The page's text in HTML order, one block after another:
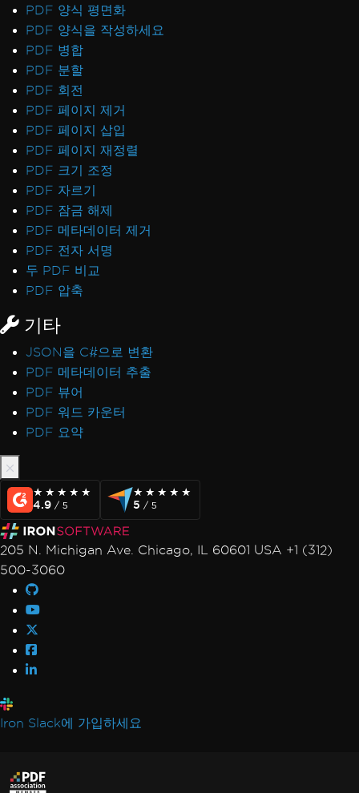
PDF 양식 평면화
PDF 양식을 작성하세요
PDF 병합
PDF 분할
PDF 회전
PDF 페이지 제거
PDF 페이지 삽입
PDF 페이지 재정렬
PDF 크기 조정
PDF 자르기
PDF 잠금 해제
PDF 메타데이터 제거
PDF 전자 서명
두 PDF 비교
PDF 압축
기타
JSON을 C#으로 변환
PDF 메타데이터 추출
PDF 뷰어
PDF 워드 카운터
PDF 요약
★★★★★
★★★★★
4.9 / 5
★★★★★
★★★★★
5 / 5
205 N. Michigan Ave. Chicago, IL 60601 USA +1 (312)
500-3060
Iron Slack에 가입하세요